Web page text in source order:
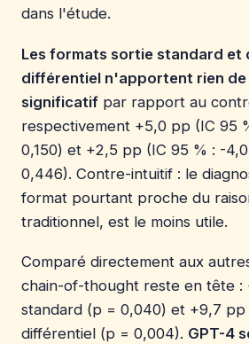
dans l'étude.
Les formats sortie standard et
différentiel n'apportent rien
significatif par rapport au
respectivement +5,0 pp (IC 95
0,150) et +2,5 pp (IC 95 % : -
0,446). Contre-intuitif : le
format pourtant proche du
traditionnel, est le moins utile.
Comparé directement aux
chain-of-thought reste en tête :
standard (p = 0,040) et +9,7 pp
différentiel (p = 0,004). GPT-4